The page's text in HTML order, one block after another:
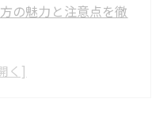
の魅力と注意点を徹
で得られる収入と労